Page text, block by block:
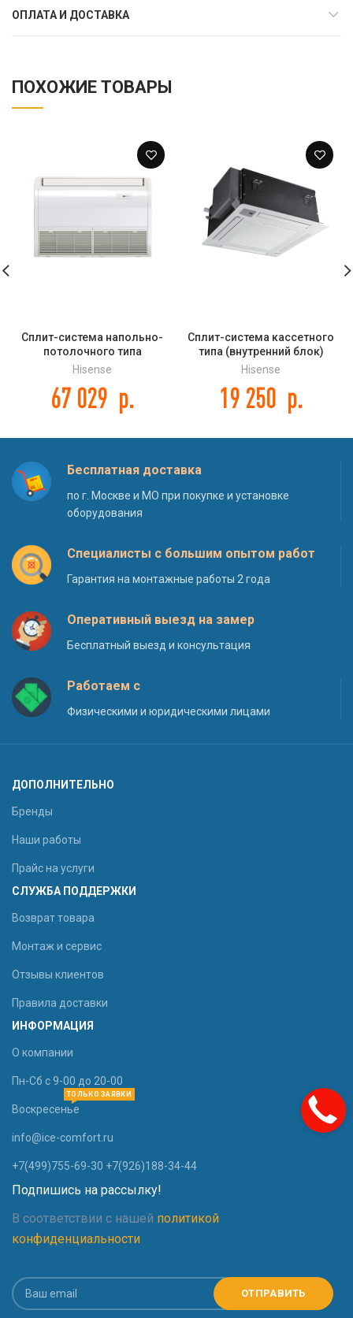
ОПЛАТА И ДОСТАВКА
ПОХОЖИЕ ТОВАРЫ
Сплит-система напольно-
потолочного типа
(внутренний блок) Hisense
Hisense
67 029 р.
Сплит-система кассетного
типа (внутренний блок)
Hisense AUC-12HR4SAA
Hisense
19 250 р.
Бесплатная доставка
по г. Москве и МО при покупке и установке
оборудования
Специалисты с большим опытом работ
Гарантия на монтажные работы 2 года
Оперативный выезд на замер
Бесплатный выезд и консультация
Работаем с
Физическими и юридическими лицами
ДОПОЛНИТЕЛЬНО
Бренды
Наши работы
Прайс на услуги
СЛУЖБА ПОДДЕРЖКИ
Возврат товара
Монтаж и сервис
Отзывы клиентов
Правила доставки
ИНФОРМАЦИЯ
О компании
Пн-Сб с 9-00 до 20-00
Воскресенье
ТОЛЬКО ЗАЯВКИ
info@ice-comfort.ru
+7(499)755-69-30 +7(926)188-34-44
Подпишись на рассылку!
В соответствии с нашей политикой
конфиденциальности